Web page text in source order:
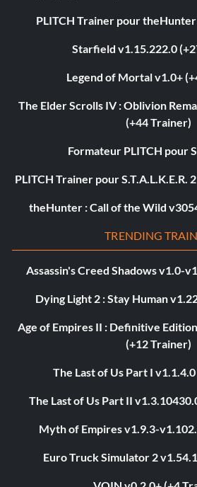
PLITCH Trainer pour
Starfield v1.15.222.0
Legend of Mortal v1.0+
The Elder Scrolls IV : Oblivion
(+44 Trainer)
Formateur PLITCH pour
PLITCH Trainer pour S.T.A.L.K.E.R.
theHunter : Call of the Wild
TRENDING
Assassin's Creed Shadows v1.0-
Dying Light 2 : Stay Human
Age of Empires II : Definitive
(+12 Trainer)
The Last of Us Part I
The Last of Us Part II
Myth of Empires v1.9.3-
Euro Truck Simulator 2